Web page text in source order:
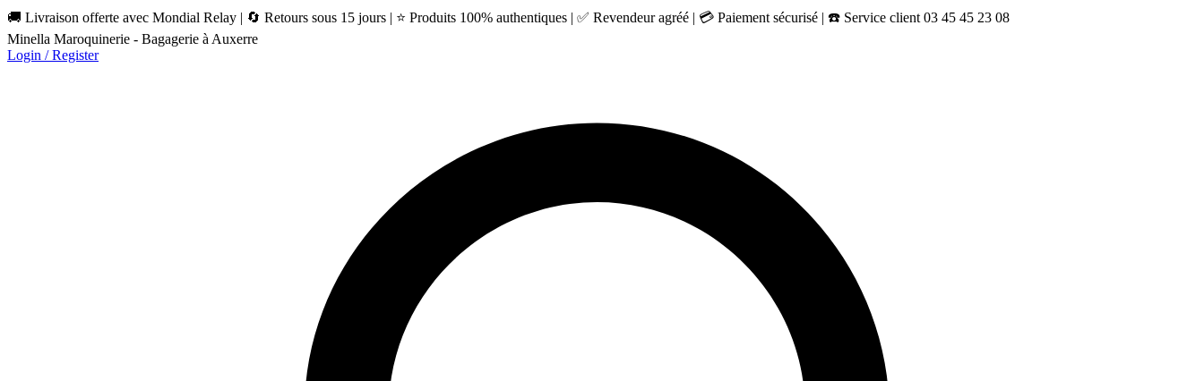
🚚 Livraison offerte avec Mondial Relay | 🔄 Retours sous 15 jours | ⭐ Produits 100% authentiques | ✅ Revendeur agréé | 💳 Paiement sécurisé | ☎️ Service client 03 45 45 23 08
Minella Maroquinerie - Bagagerie à Auxerre
Login / Register